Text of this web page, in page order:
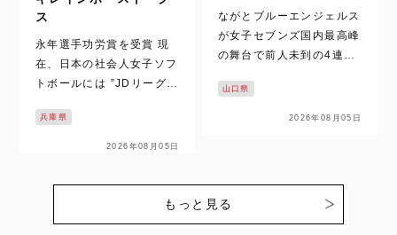
ス
永年選手功労賞を受賞 現
在、日本の社会人女子ソフ
トボールには ”JDリーグと
ーグ（以下、日本リー
グ）” の2つ実業団リーグ
選手のうち、JDリーグ及
兵庫県
2026年08月05日
ながとブルーエンジェルス
が女子セブンズ国内最高峰
の舞台で前人未到の4連覇
催されるグランドファイナ
ルを前に、王者の現在地と
山口県
2026年08月05日
もっと見る